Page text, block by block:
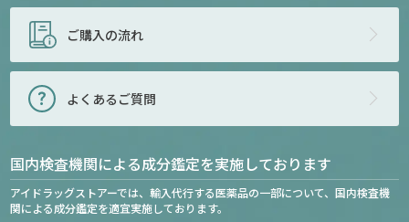
ご購入の流れ
よくあるご質問
国内検査機関による成分鑑定を実施しております
アイドラッグストアーでは、輸入代行する医薬品の一部について、国内検査機
関による成分鑑定を適宜実施しております。